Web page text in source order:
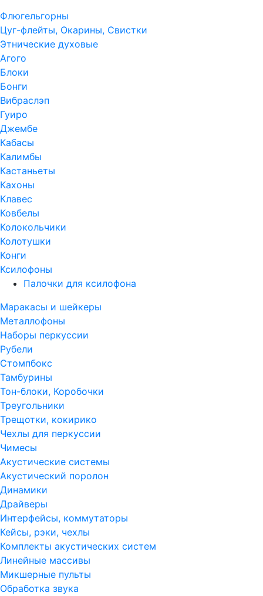
Флюгельгорны
Цуг-флейты, Окарины, Свистки
Этнические духовые
Агого
Блоки
Бонги
Вибраслэп
Гуиро
Джембе
Кабасы
Калимбы
Кастаньеты
Кахоны
Клавес
Ковбелы
Колокольчики
Колотушки
Конги
Ксилофоны
Палочки для ксилофона
Маракасы и шейкеры
Металлофоны
Наборы перкуссии
Рубели
Стомпбокс
Тамбурины
Тон-блоки, Коробочки
Треугольники
Трещотки, кокирико
Чехлы для перкуссии
Чимесы
Акустические системы
Акустический поролон
Динамики
Драйверы
Интерфейсы, коммутаторы
Кейсы, рэки, чехлы
Комплекты акустических систем
Линейные массивы
Микшерные пульты
Обработка звука